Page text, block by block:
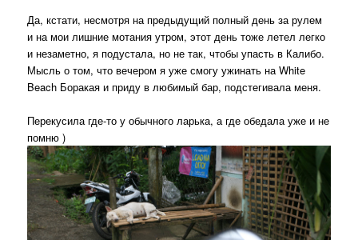
Да, кстати, несмотря на предыдущий полный день за рулем
и на мои лишние мотания утром, этот день тоже летел легко
и незаметно, я подустала, но не так, чтобы упасть в Калибо.
Мысль о том, что вечером я уже смогу ужинать на White
Beach Боракая и приду в любимый бар, подстегивала меня.
Перекусила где-то у обычного ларька, а где обедала уже и не
помню )